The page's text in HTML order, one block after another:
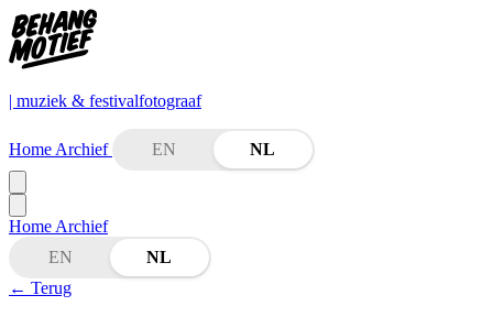
| muziek & festivalfotograaf
Home Archief EN NL
Home Archief
EN
NL
← Terug